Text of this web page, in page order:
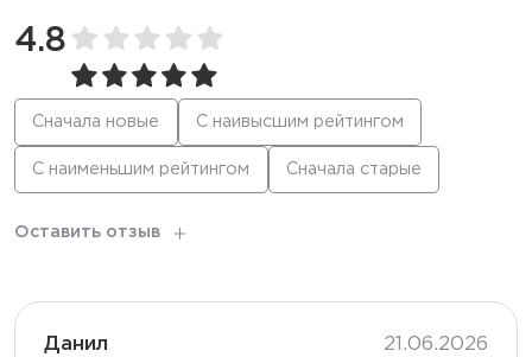
Количество вкусов
Тип коила
Глянцевый
4.8
Сначала новые С наивысшим рейтингом
С наименьшим рейтингом Сначала старые
Оставить отзыв
Данил 21.06.2026